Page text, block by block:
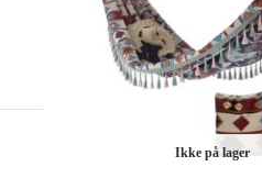
Ikke på lager